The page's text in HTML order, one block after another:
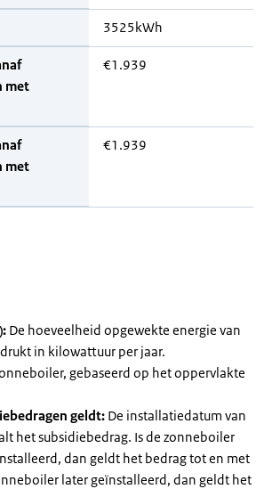
3525kWh
met
€1.939
met
€1.939
De hoeveelheid opgewekte energie van
in kilowattuur per jaar.
gebaseerd op het oppervlakte
geldt: De installatiedatum van
het subsidiebedrag. Is de zonneboiler
dan geldt het bedrag tot en met
later geïnstalleerd, dan geldt het